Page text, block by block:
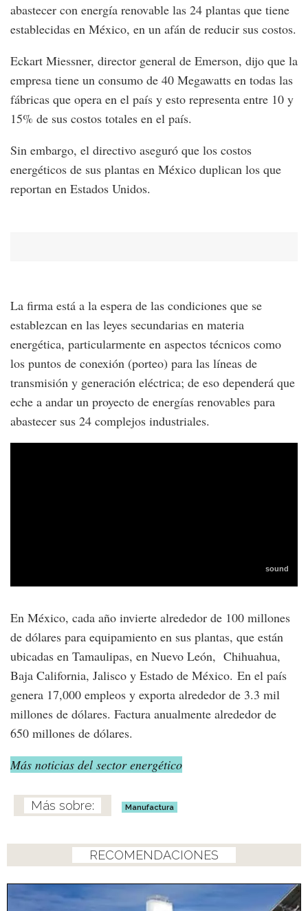
abastecer con energía renovable las 24 plantas que tiene
establecidas en México, en un afán de reducir sus costos.
Eckart Miessner, director general de Emerson, dijo que la
empresa tiene un consumo de 40 Megawatts en todas las
fábricas que opera en el país y esto representa entre 10 y
15% de sus costos totales en el país.
Sin embargo, el directivo aseguró que los costos
energéticos de sus plantas en México duplican los que
reportan en Estados Unidos.
La firma está a la espera de las condiciones que se
establezcan en las leyes secundarias en materia
energética, particularmente en aspectos técnicos como
los puntos de conexión (porteo) para las líneas de
transmisión y generación eléctrica; de eso dependerá que
eche a andar un proyecto de energías renovables para
abastecer sus 24 complejos industriales.
En México, cada año invierte alrededor de 100 millones
de dólares para equipamiento en sus plantas, que están
ubicadas en Tamaulipas, en Nuevo León, Chihuahua,
Baja California, Jalisco y Estado de México. En el país
genera 17,000 empleos y exporta alrededor de 3.3 mil
millones de dólares. Factura anualmente alrededor de
650 millones de dólares.
Más noticias del sector energético
Manufactura
RECOMENDACIONES